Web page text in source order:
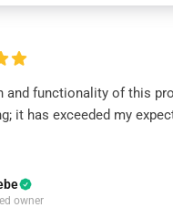
and functionality of this
it has exceeded my
owner